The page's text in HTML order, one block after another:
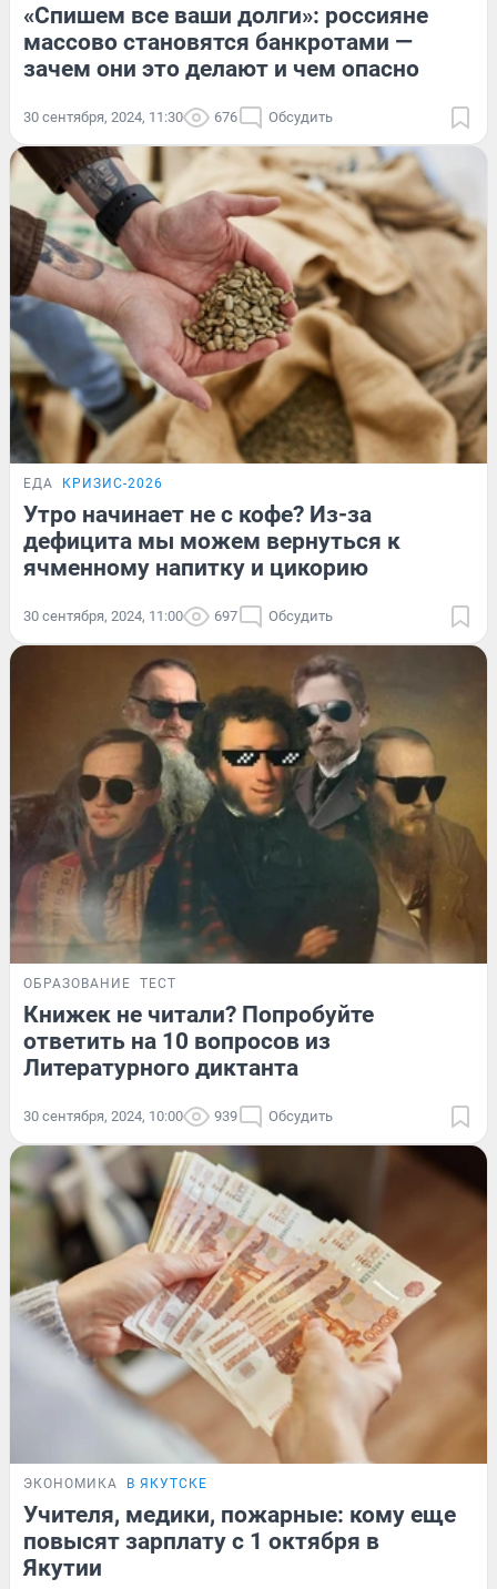
«Спишем все ваши долги»: россияне
массово становятся банкротами —
зачем они это делают и чем опасно
30 сентября, 2024, 11:30 676 Обсудить
ЕДА КРИЗИС-2026
Утро начинает не с кофе? Из-за
дефицита мы можем вернуться к
ячменному напитку и цикорию
30 сентября, 2024, 11:00 697 Обсудить
ОБРАЗОВАНИЕ ТЕСТ
Книжек не читали? Попробуйте
ответить на 10 вопросов из
Литературного диктанта
30 сентября, 2024, 10:00 939 Обсудить
ЭКОНОМИКА В ЯКУТСКЕ
Учителя, медики, пожарные: кому еще
повысят зарплату с 1 октября в
Якутии